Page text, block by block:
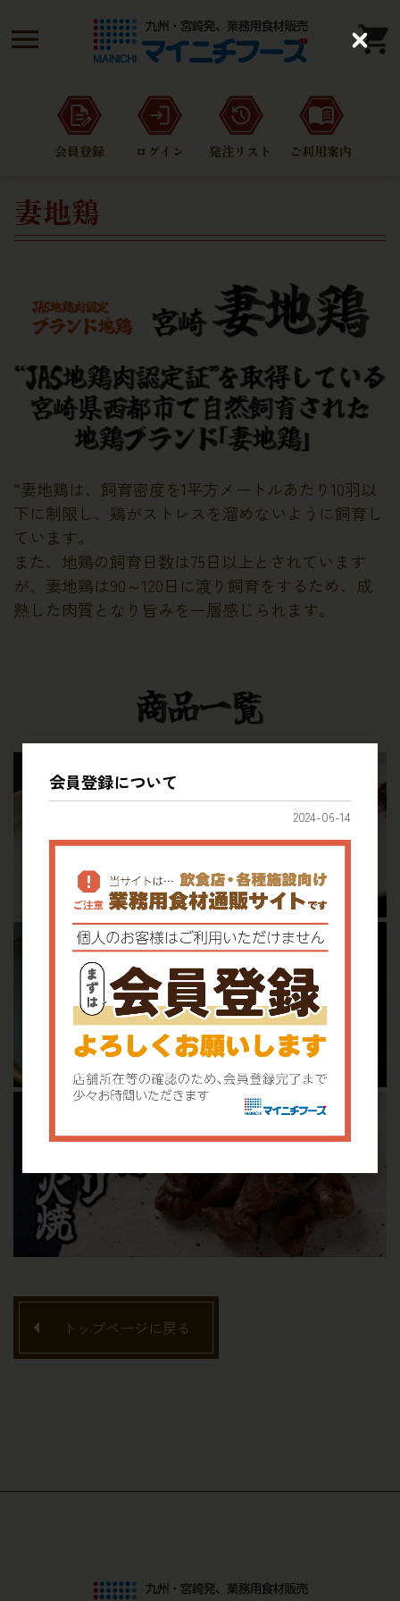
会員登録 ログイン 発注リスト ご利用案内
妻地鶏
“妻地鶏は、飼育密度を1平方メートルあたり10羽以
下に制限し、鶏がストレスを溜めないように飼育し
ています。
また、地鶏の飼育日数は75日以上とされています
が、妻地鶏は90～120日に渡り飼育をするため、成
熟した肉質となり旨みを一層感じられます。
トップページに戻る
会員登録について
2024-06-14
C